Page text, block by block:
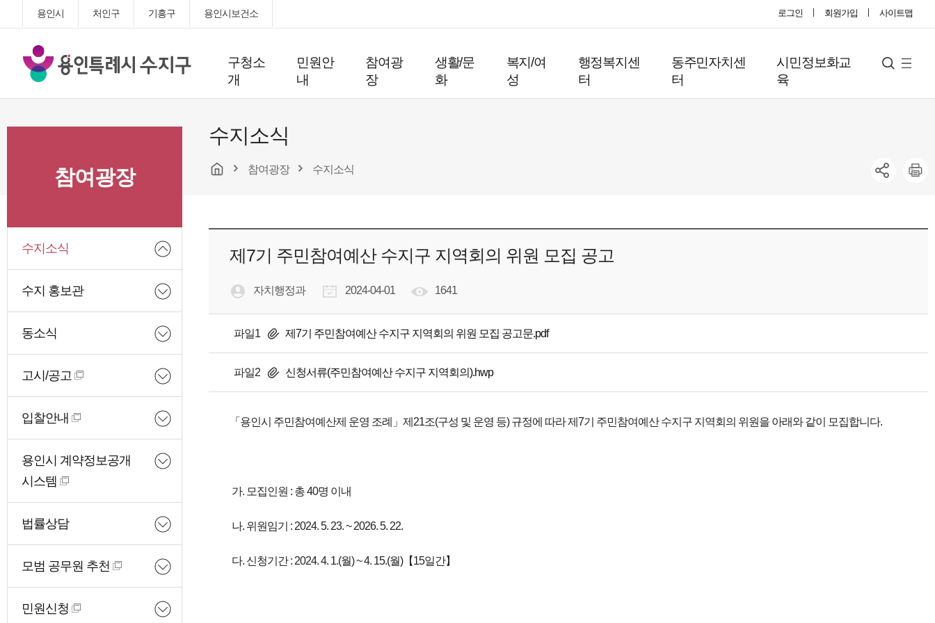
용인시 처인구 기흥구 용인시보건소 로그인 회원가입 사이트맵
용
인
특
시
구청소
개
민원안
내
참여광
장
생활/문
화
복지/여
성
행정복지센
터
동주민자치센
터
시민정보화교
육
검
사
트
참여광장
수지소식
수지 홍보관
동소식
고시/공고
입찰안내
용인시 계약정보공개
시스템
법률상담
모범 공무원 추천
민원신청
수지소식
참여광장 수지소식
제7기 주민참여예산 수지구 지역회의 위원 모집 공고
자치행정과 2024-04-01 1641
파일1 제7기 주민참여예산 수지구 지역회의 위원 모집 공고문.pdf
파일2 신청서류(주민참여예산 수지구 지역회의).hwp
「용인시 주민참여예산제 운영 조례」제21조(구성 및 운영 등) 규정에 따라 제7기 주민참여예산 수지구 지역회의 위원을 아래와 같이 모집합니다.
가. 모집인원 : 총 40명 이내
나. 위원임기 : 2024. 5. 23. ~ 2026. 5. 22.
다. 신청기간 : 2024. 4. 1.(월) ~ 4. 15.(월)【15일간】